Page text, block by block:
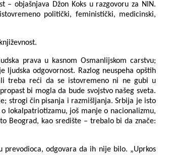
– objašnjava Džon Koks u razgovoru za NIN.
politički, feministički, medicinski,
prava u kasnom Osmanlijskom carstvu;
ljudska odgovornost. Razlog neuspeha opštih
treba reći da se istovremeno ni ne gubi u
bi mogla da bude svojstvo našeg sveta.
strogi čin pisanja i razmišljanja. Srbija je isto
lokalpatriotizamu, još manje o nacionalizmu,
Beograd, kao središte – trebalo bi da znače:
prevodioca, odgovara da ih nije bilo. „Uprkos